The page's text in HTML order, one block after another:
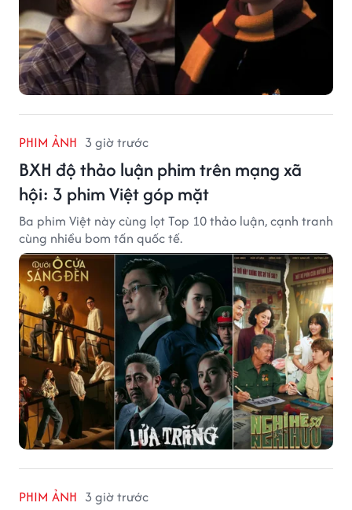
PHIM ẢNH 3 giờ trước
BXH độ thảo luận phim trên mạng xã
hội: 3 phim Việt góp mặt
Ba phim Việt này cùng lọt Top 10 thảo luận, cạnh tranh
cùng nhiều bom tấn quốc tế.
PHIM ẢNH 3 giờ trước